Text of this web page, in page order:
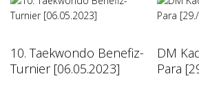
10. Taekwondo Benefiz-
Turnier [06.05.2023]
DM
Para